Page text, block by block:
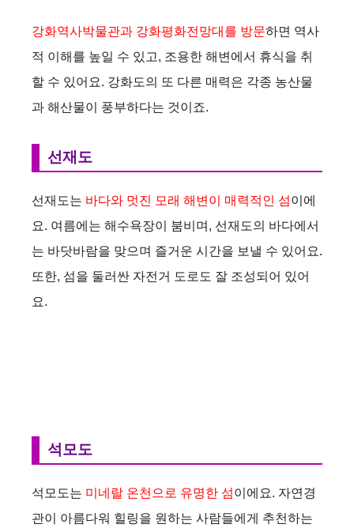
y
V
d
e
강화역사박물관과 강화평화전망대를 방문하면 역사
적 이해를 높일 수 있고, 조용한 해변에서 휴식을 취
할 수 있어요. 강화도의 또 다른 매력은 각종 농산물
과 해산물이 풍부하다는 것이죠.
선재도
선재도는 바다와 멋진 모래 해변이 매력적인 섬이에
요. 여름에는 해수욕장이 붐비며, 선재도의 바다에서
는 바닷바람을 맞으며 즐거운 시간을 보낼 수 있어요.
또한, 섬을 둘러싼 자전거 도로도 잘 조성되어 있어
요.
석모도
석모도는 미네랄 온천으로 유명한 섬이에요. 자연경
관이 아름다워 힐링을 원하는 사람들에게 추천하는